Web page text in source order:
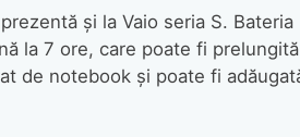
şi la Vaio seria S. Bateria
la 7 ore, care poate fi prelungită
de notebook şi poate fi